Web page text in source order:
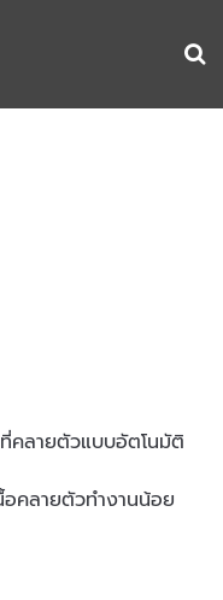
คลายตัวแบบอัตโนมัติ
อคลายตัวทำงานน้อย